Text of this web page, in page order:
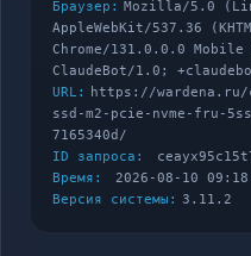
Браузер: Mozilla/5.0
AppleWebKit/537.36
Chrome/131.0.0.0
ClaudeBot/1.0;
URL:
https://wardena.ru/
ssd-m2-pcie-nvme-fru-
7165340d/
ID запроса:
Время:
2026-08-10
Версия системы: 3.11.2